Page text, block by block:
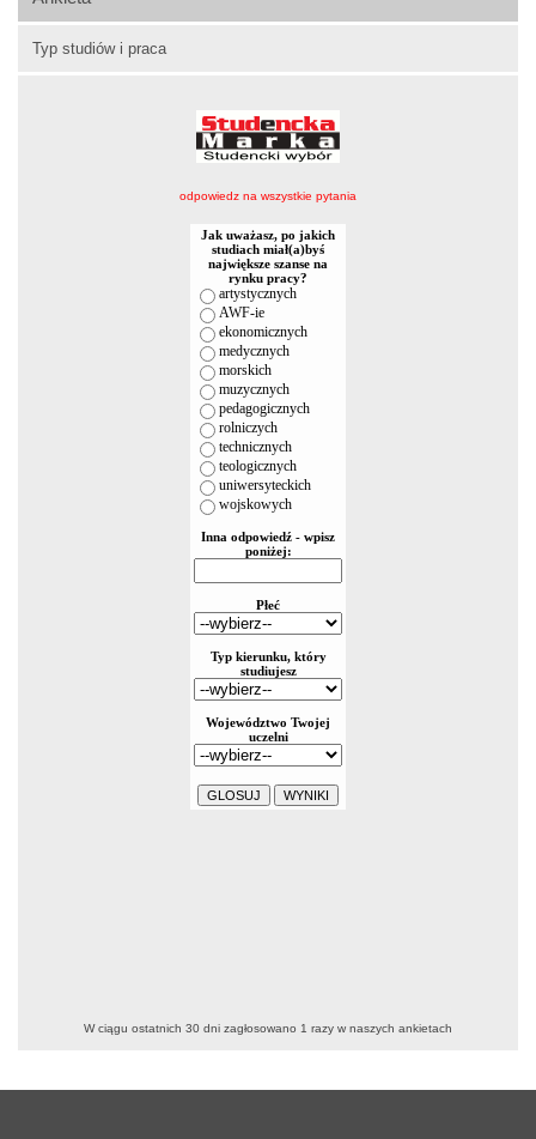
Typ studiów i praca
odpowiedz na wszystkie pytania
W ciągu ostatnich 30 dni zagłosowano 1 razy w naszych ankietach